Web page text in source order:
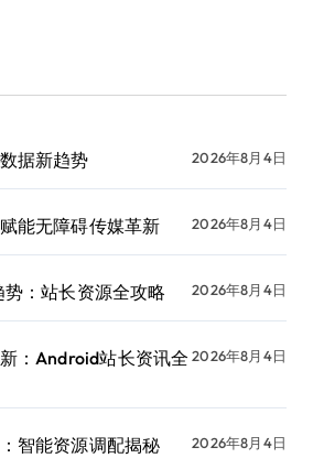
据新趋势 2026年8月4日
能无障碍传媒革新 2026年8月4日
：站长资源全攻略 2026年8月4日
：Android站长资讯全 2026年8月4日
智能资源调配揭秘 2026年8月4日